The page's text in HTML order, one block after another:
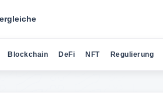
Blockchain DeFi NFT Regulierung